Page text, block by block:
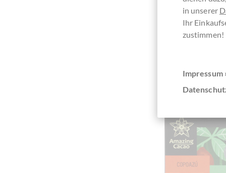
Vergleichen
in unserer
Ihr
zustimmen!
Impressum